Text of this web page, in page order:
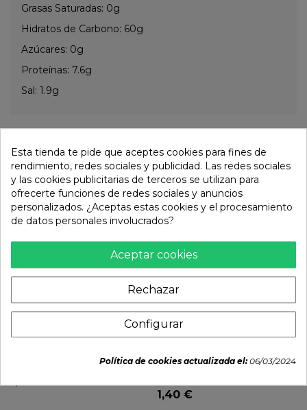
Grasas Saturadas: 0g
Hidratos de Carbono: 60g
Azúcares: 0g
Proteínas: 7.6g
Sal: 1.9g
Otros productos de la misma
categoría:
Tallarines arroz sabor
cangrejo (VIFON) 60g
Tallarines Demae Ramen
Instantáneo gambas
1,40 €
Esta tienda te pide que aceptes cookies para fines de
rendimiento, redes sociales y publicidad. Las redes sociales
y las cookies publicitarias de terceros se utilizan para
ofrecerte funciones de redes sociales y anuncios
personalizados. ¿Aceptas estas cookies y el procesamiento
de datos personales involucrados?
Aceptar cookies
Rechazar
Configurar
Política de cookies actualizada el:06/03/2024